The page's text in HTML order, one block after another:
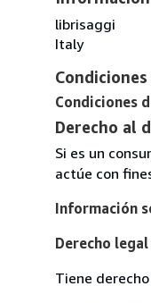
librisaggi
Italy
Condiciones
Derecho al
Si es un
actúe con
Información
Derecho
Tiene